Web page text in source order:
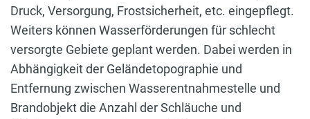
Druck, Versorgung, Frostsicherheit, etc. eingepflegt.
Weiters können Wasserförderungen für schlecht
versorgte Gebiete geplant werden. Dabei werden in
Abhängigkeit der Geländetopographie und
Entfernung zwischen Wasserentnahmestelle und
Brandobjekt die Anzahl der Schläuche und